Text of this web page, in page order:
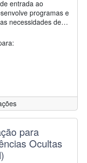
entrada ao
programas e
necessidades de
SUS, incluindo:
consultas de
administração de
os usuários
para
Ocultas